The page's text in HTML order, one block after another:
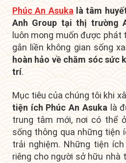
Phúc An Asukalà tâm
Anh Group tại thị trường
luôn mong muốn được phát
gắn liền không gian sống
hoàn hảo về chăm sóc sức
trí.
Mục tiêu của chúng tôi khi
tiện ích Phúc An Asukalà
trung tâm mới, nơi có thể
sống thông qua những tiện
trải nghiệm. Những tiện
riêng cho người sở hữu nhà